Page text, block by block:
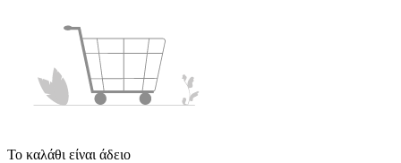
Το καλάθι είναι άδειο